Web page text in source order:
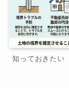
知っておきたい